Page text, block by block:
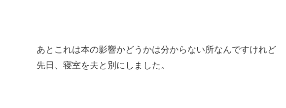
あとこれは本の影響かどうかは分からない所なんですけれど
先日、寝室を夫と別にしました。